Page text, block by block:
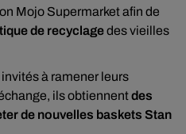
Mojo Supermarket afin de
de recyclagedes vieilles
à ramener leurs
ils obtiennentdes
de nouvelles baskets Stan